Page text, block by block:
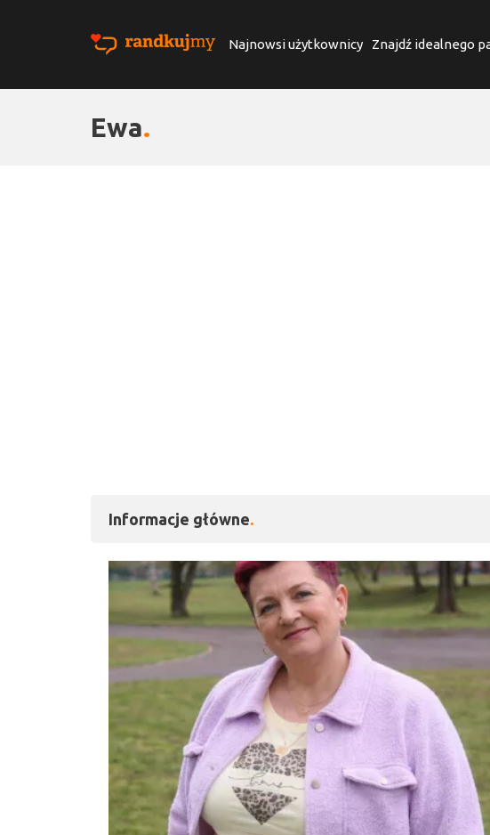
Najnowsi użytkownicy Znajdź idealnego
Ewa
Informacje główne
Kliknij, aby powiększyć
5 zdjęć